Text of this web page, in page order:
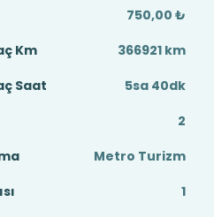
750,00 ₺
Km
366921 km
Saat
5sa 40dk
2
Metro Turizm
1